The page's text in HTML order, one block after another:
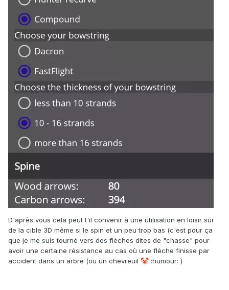
D'après vous cela peut t'il convenir à une utilisation en loisir sur
de la cible 3D même si le spin et un peu trop bas (c'est pour ça
que je me suis tourné vers des flèches dites de "chasse" pour
avoir une certaine résistance au cas où une flèche finisse par
accident dans un arbre (ou un chevreuil 🤡 :humour: )